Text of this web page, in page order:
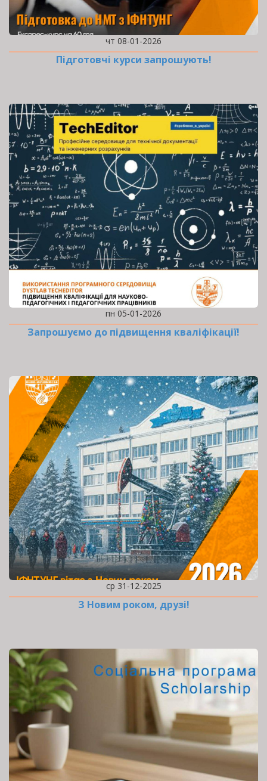
чт 08-01-2026
Підготовчі курси запрошують!
пн 05-01-2026
Запрошуємо до підвищення кваліфікації!
ср 31-12-2025
З Новим роком, друзі!